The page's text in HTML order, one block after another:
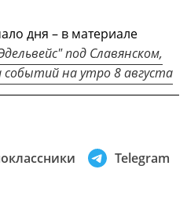
дня – в материале
под Славянском,
событий на утро 8 августа
Telegram